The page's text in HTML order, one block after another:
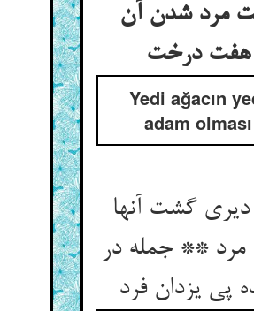
مرد شدن آن
هفت درخت
Yedi ağacın
adam olması
دیری گشت آنها
** جمله در
پی یزدان فرد